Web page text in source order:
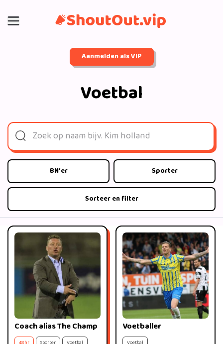
Aanmelden als VIP
Voetbal
BN'er Sporter
Sorteer en filter
Coach alias The Champ Voetballer